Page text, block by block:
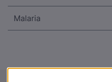
Malaria